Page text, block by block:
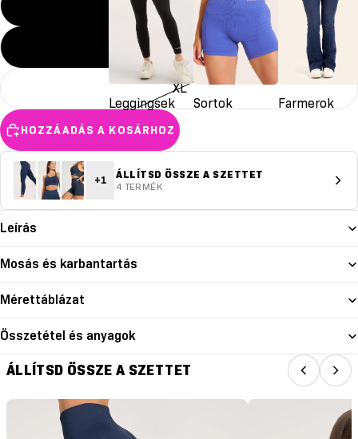
Leggingsek Sortok Farmerok
L
XL
HOZZÁADÁS A KOSÁRHOZ
+1 ÁLLÍTSD ÖSSZE A SZETTET
4 TERMÉK
Leírás
Mosás és karbantartás
Mérettáblázat
Összetétel és anyagok
ÁLLÍTSD ÖSSZE A SZETTET